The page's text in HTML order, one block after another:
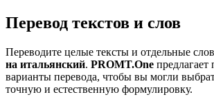
Перевод текстов и слов
Переводите целые тексты и отдельные
на итальянский. PROMT.One
варианты перевода, чтобы вы могли
точную и естественную формулировку.